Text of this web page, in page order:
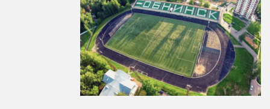
Расписания работы
Плавательный Бассейн
Тренажерный Зал
Детский Бассейн
Теннисный Зал